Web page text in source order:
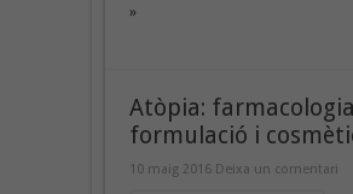
»
Atòpia:
formulació i
10 maig 2016 Deixa un comentari